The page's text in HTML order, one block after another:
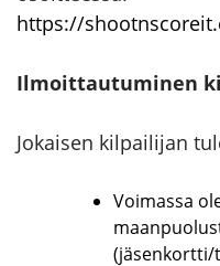
https://
Ilmoittautuminen
Jokaisen kilpailijan
Voimassa
(jäsenkortti/